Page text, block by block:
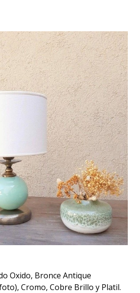
Oxido, Bronce Antique
Cromo, Cobre Brillo y Platil.